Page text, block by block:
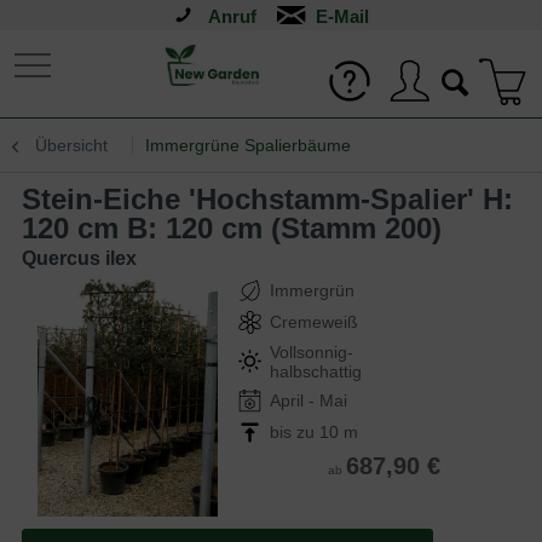
Anruf
Übersicht Immergrüne Spalierbäume
Stein-Eiche 'Hochstamm-Spalier' H:
120 cm B: 120 cm (Stamm 200)
Quercus ilex
Immergrün
Cremeweiß
Vollsonnig-
halbschattig
April - Mai
bis zu 10 m
ab 687,90 €